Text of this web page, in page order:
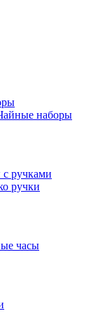
наборы
ручками
ручки
часы